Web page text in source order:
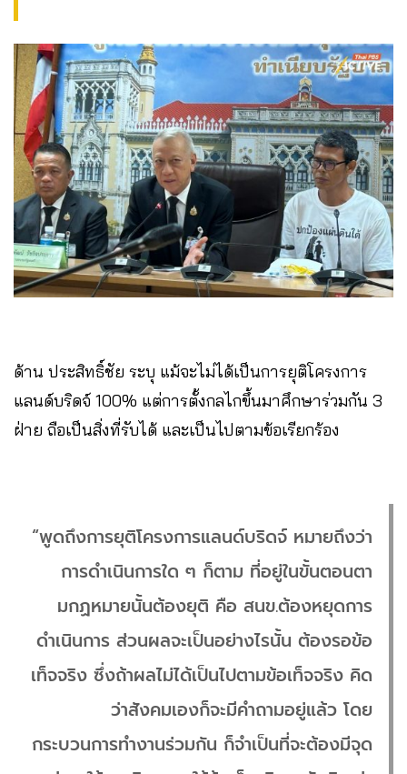
ด้าน ประสิทธิ์ชัย ระบุ แม้จะไม่ได้เป็นการยุติโครงการ
แลนด์บริดจ์ 100% แต่การตั้งกลไกขึ้นมาศึกษาร่วมกัน 3
ฝ่าย ถือเป็นสิ่งที่รับได้ และเป็นไปตามข้อเรียกร้อง
“พูดถึงการยุติโครงการแลนด์บริดจ์ หมายถึงว่า
การดำเนินการใด ๆ ก็ตาม ที่อยู่ในขั้นตอนตา
มกฏหมายนั้นต้องยุติ คือ สนข.ต้องหยุดการ
ดำเนินการ ส่วนผลจะเป็นอย่างไรนั้น ต้องรอข้อ
เท็จจริง ซึ่งถ้าผลไม่ได้เป็นไปตามข้อเท็จจริง คิด
ว่าสังคมเองก็จะมีคำถามอยู่แล้ว โดย
กระบวนการทำงานร่วมกัน ก็จำเป็นที่จะต้องมีจุด